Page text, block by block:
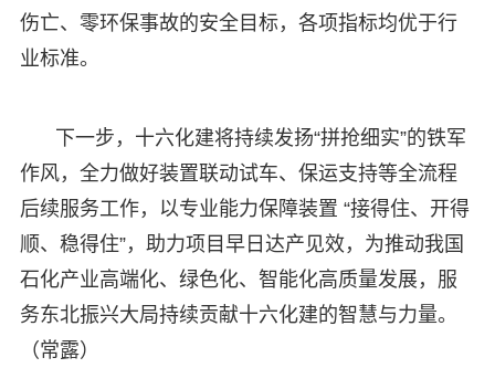
伤亡、零环保事故的安全目标，各项指标均优于行
业标准。
下一步，十六化建将持续发扬“拼抢细实”的铁军
作风，全力做好装置联动试车、保运支持等全流程
后续服务工作，以专业能力保障装置 “接得住、开得
顺、稳得住”，助力项目早日达产见效，为推动我国
石化产业高端化、绿色化、智能化高质量发展，服
务东北振兴大局持续贡献十六化建的智慧与力量。
（常露）